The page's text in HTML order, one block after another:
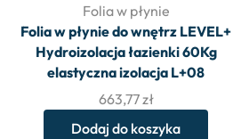
Folia w płynie
Folia w płynie do wnętrz LEVEL+
Hydroizolacja łazienki 60Kg
elastyczna izolacja L+08
663,77zł
Dodaj do koszyka